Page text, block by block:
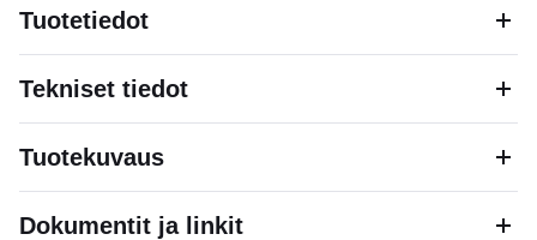
Tuotetiedot
Tekniset tiedot
Tuotekuvaus
Dokumentit ja linkit